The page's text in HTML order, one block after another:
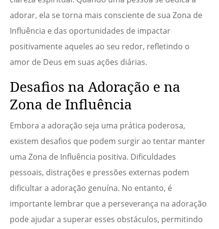
adorar, ela se torna mais consciente de sua Zona de
Influência e das oportunidades de impactar
positivamente aqueles ao seu redor, refletindo o
amor de Deus em suas ações diárias.
Desafios na Adoração e na
Zona de Influência
Embora a adoração seja uma prática poderosa,
existem desafios que podem surgir ao tentar manter
uma Zona de Influência positiva. Dificuldades
pessoais, distrações e pressões externas podem
dificultar a adoração genuína. No entanto, é
importante lembrar que a perseverança na adoração
pode ajudar a superar esses obstáculos, permitindo